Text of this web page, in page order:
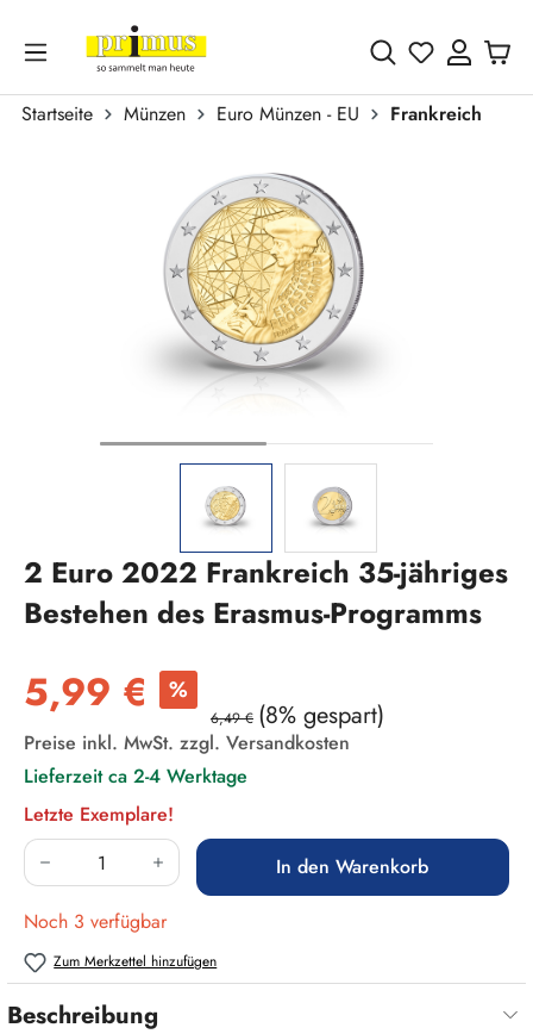
Zum Hauptinhalt springen
Du hast 0
Startseite Münzen Euro Münzen - EU
Frankreich
2 Euro 2022 Frankreich 35-jähriges
Bestehen des Erasmus-Programms
Verkaufspreis:
5,99 € %
6,49 € (8% gespart)
Preise inkl. MwSt. zzgl. Versandkosten
Lieferzeit ca 2-4 Werktage
Letzte Exemplare!
Produkt Anzahl: Gib den gewünschten Wert
In den Warenkorb
Noch 3 verfügbar
Zum Merkzettel hinzufügen
Beschreibung